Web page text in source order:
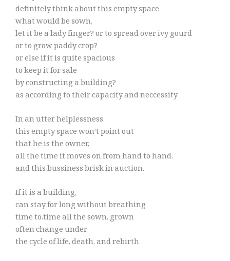
definitely think about this empty space
what would be sown,
let it be a lady finger? or to spread over ivy gourd
or to grow paddy crop?
or else if it is quite spacious
to keep it for sale
by constructing a building?
as according to their capacity and neccessity
In an utter helplessness
this empty space won’t point out
that he is the owner,
all the time it moves on from hand to hand.
and this bussiness brisk in auction.
If it is a building,
can stay for long without breathing
time to.time all the sown, grown
often change under
the cycle of life, death, and rebirth